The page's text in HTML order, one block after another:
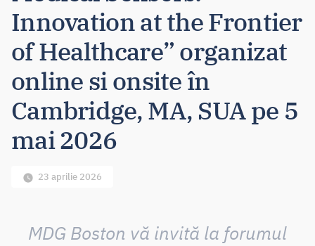
Innovation at the Frontier
of Healthcare” organizat
online si onsite în
Cambridge, MA, SUA pe 5
mai 2026
23 aprilie 2026
MDG Boston vă invită la forumul